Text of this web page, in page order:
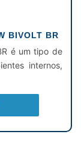
BIVOLT BR
é um tipo de
internos,